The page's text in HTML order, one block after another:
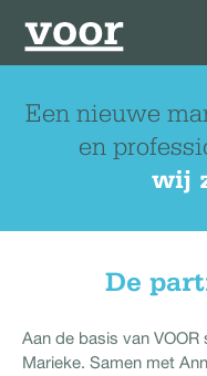
Een nieuwe
en
wij
De
Aan de basis van VOOR
Marieke. Samen met